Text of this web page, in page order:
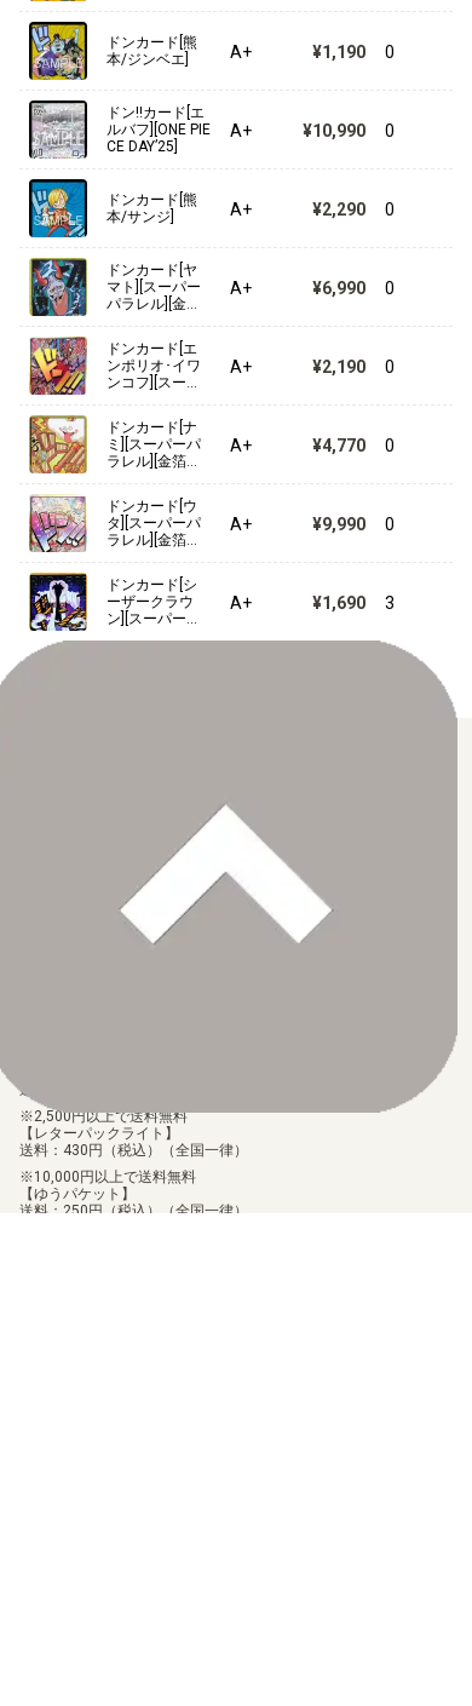
【ST-01】麦わらの一味
3rd ANNIVERSARY SET
プレミアムブースター ONE PIECE CARD THE BEST ストレ
ージボックスセット
2nd ANNIVERSARY SET
プレミアムカードコレクション -リーダーコレクション-
プレミアムカードコレクション - ベストセレクションvol.3 -
ONE PIECEカードゲーム SOUND LOADER
プレミアムカードコレクション - ベストセレクションvol.2 -
プレミアムカードコレクション-Live Action Edition-
プレミアムカードコレクション CARD GAMES Fest 23-24
1st ANNIVERSARY SET
プレミアムカードコレクション- ベストセレクションvol.1 -
ONE PIECE FILM RED フィナーレセット
プレミアムカードコレクション25周年エディション
【For Asia】プレミアムカードコレクション-ガールズエデ
ドンカード[熊
本/ジンベエ]
A+ ¥1,190 0
ドン!!カード[エ
ルバフ][ONE PIE
CE DAY’25]
A+ ¥10,990 0
ドンカード[熊
本/サンジ]
A+ ¥2,290 0
ドンカード[ヤ
マト][スーパー
パラレル][金箔
A+ ¥6,990 0
ドンカード[エ
ンポリオ･イワ
ンコフ][スーパ
A+ ¥2,190 0
ドンカード[ナ
ミ][スーパーパ
ラレル][金箔押
A+ ¥4,770 0
ドンカード[ウ
タ][スーパーパ
ラレル][金箔押
A+ ¥9,990 0
ドンカード[シ
ーザークラウ
ン][スーパーパ
A+ ¥1,690 3
各種ブランドのカードをご利用いただけます。
【Paidy（後払い/コンビニ払い）】
お支払後の在庫確保となりますため、お早めにお支払をお願いし
なお、お支払口座は、注文確認メールに記載しております。
振込手数料はお客様負担となります。
送料：100円（税込）（全国一律）
2,500円以上で送料無料
【レターパックライト】
送料：430円（税込）（全国一律）
10,000円以上で送料無料
【ゆうパケット】
送料：250円（税込）（全国一律）